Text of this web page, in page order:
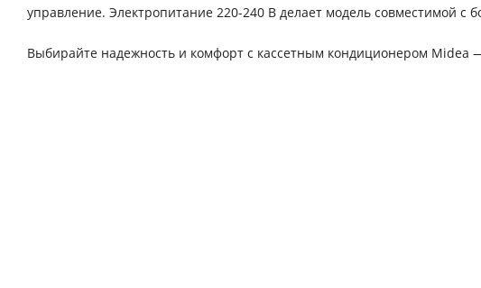
управление. Электропитание 220-240 В делает модель совместимой с
Выбирайте надежность и комфорт с кассетным кондиционером